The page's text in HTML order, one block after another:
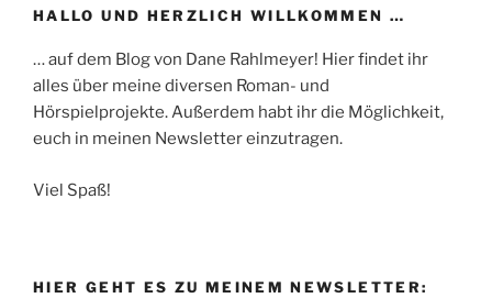
HALLO UND HERZLICH WILLKOMMEN …
… auf dem Blog von Dane Rahlmeyer! Hier findet ihr
alles über meine diversen Roman- und
Hörspielprojekte. Außerdem habt ihr die Möglichkeit,
euch in meinen Newsletter einzutragen.
Viel Spaß!
HIER GEHT ES ZU MEINEM NEWSLETTER: